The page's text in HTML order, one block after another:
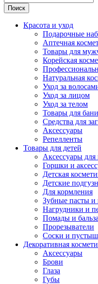
Поиск
Красота и уход
Подарочные
Аптечная
Товары для
Корейская
Натуральная
Уход за
Уход за лицом
Уход за телом
Товары для бани
Средства для
Аксессуары
Репелленты
Товары для детей
Аксессуары
Горшки и
Детская
Детские
Для кормления
Зубные пасты и
Нагрудники и
Помады и
Прорезыватели
Соски и
Декоративная
Аксессуары
Брови
Глаза
Губы